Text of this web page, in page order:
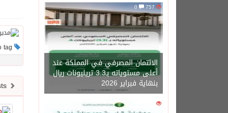
757
0
الائتمان المصرفي في المملكة عند
أعلى مستوياته بـ3.3 تريليونات ريال
بنهاية فبراير 2026
1471